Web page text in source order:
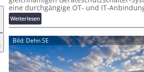
e
e
f
f
u
n
k
t
m
i
t
n
e
u
e
r
eine durchgängige OT- und IT-
Weiterlesen:
I
I
o
T
-
Bild: Dehn SE